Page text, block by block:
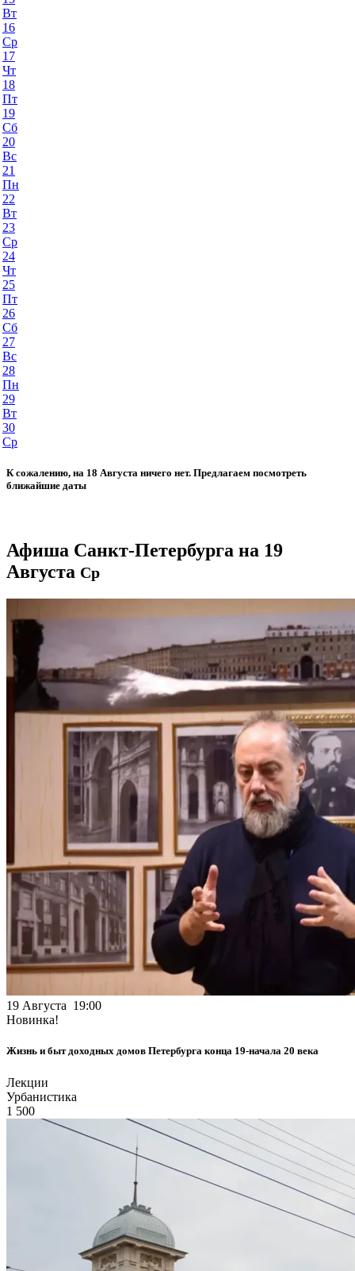
Вт
16
Ср
17
Чт
18
Пт
19
Сб
20
Вс
21
Пн
22
Вт
23
Ср
24
Чт
25
Пт
26
Сб
27
Вс
28
Пн
29
Вт
30
Ср
К сожалению, на 18 Августа ничего нет. Предлагаем посмотреть
ближайшие даты
Афиша Санкт-Петербурга на 19
Августа Ср
19 Августа 19:00
Новинка!
Жизнь и быт доходных домов Петербурга конца 19-начала 20 века
Лекции
Урбанистика
1 500